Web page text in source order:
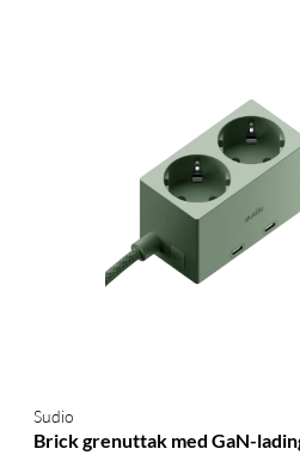
Sudio
Brick grenuttak med GaN-